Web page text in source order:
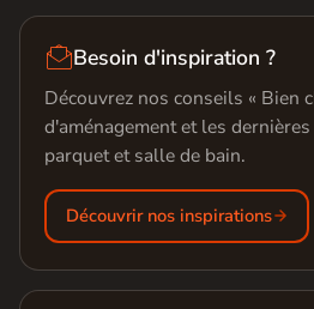
Besoin d'inspiration ?
Découvrez nos conseils « Bien
d'aménagement et les
parquet et salle de bain.
Découvrir nos inspirations